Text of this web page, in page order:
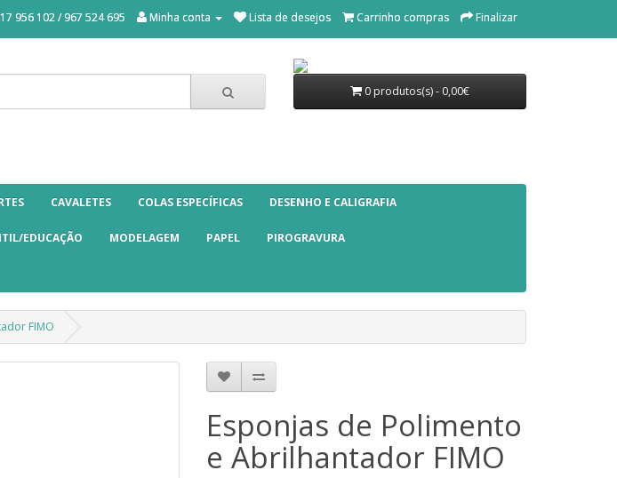
956 102 / 967 524 695 Minha conta Lista de desejos Carrinho compras Finalizar
0 produtos(s) - 0,00€
CAVALETES COLAS ESPECÍFICAS DESENHO E CALIGRAFIA
EDUCAÇÃO MODELAGEM PAPEL PIROGRAVURA
FIMO
Esponjas de Polimento
e Abrilhantador FIMO